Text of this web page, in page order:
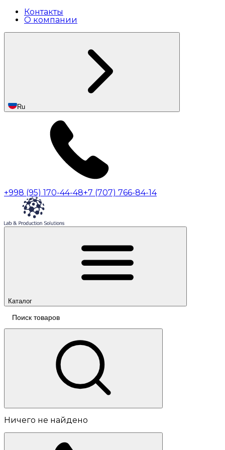
Контакты
О компании
Ru
+998 (95) 170-44-48+7 (707) 766-84-14
Каталог
Ничего не найдено